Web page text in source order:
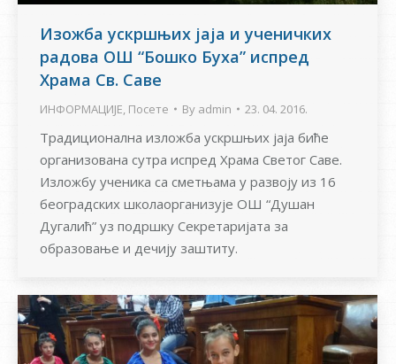
Изожба ускршњих јаја и ученичких
радова ОШ “Бошко Буха” испред
Храма Св. Саве
ИНФОРМАЦИЈЕ, Посете By admin 23. 04. 2016.
Традиционална изложба ускршњих јаја биће
организована сутра испред Храма Светог Саве.
Изложбу ученика са сметњама у развоју из 16
београдских школаорганизује ОШ “Душан
Дугалић” уз подршку Секретаријата за
образовање и дечију заштиту.